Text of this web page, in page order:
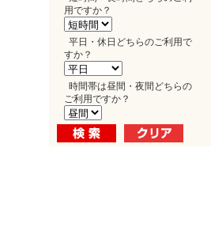
用ですか？
平日・休日どちらのご利用で
すか？
時間帯は昼間・夜間どちらの
ご利用ですか？